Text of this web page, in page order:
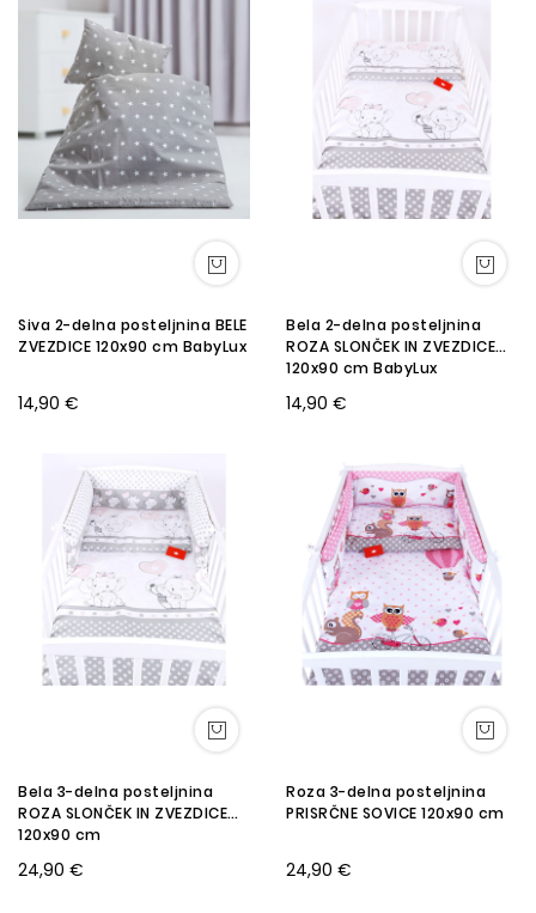
Siva 2-delna posteljnina BELE
ZVEZDICE 120x90 cm BabyLux
14,90 €
Bela 2-delna posteljnina
ROZA SLONČEK IN ZVEZDICE
120x90 cm BabyLux
14,90 €
Bela 3-delna posteljnina
ROZA SLONČEK IN ZVEZDICE
120x90 cm
24,90 €
Roza 3-delna posteljnina
PRISRČNE SOVICE 120x90 cm
24,90 €